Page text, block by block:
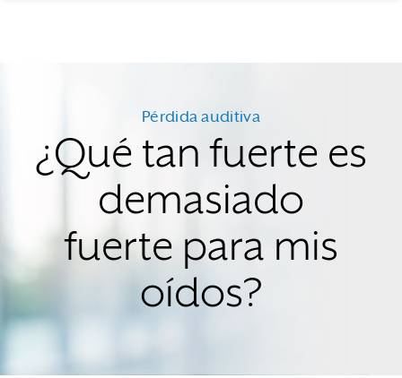
Pérdida auditiva
¿Qué tan fuerte es
demasiado
fuerte para mis
oídos?